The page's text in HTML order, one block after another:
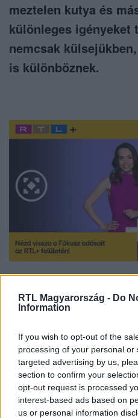
RTL Magyarország - Do
Information
If you wish to opt-out of the
processing of your personal
targeted advertising by us,
section to confirm your
opt-out request is processed
interest-based ads based on
us or personal information
meztelen kutya és
különleges igényeket
nemcsak
is különböznek.
Nézd vissza a Fókusz adásait az
Itt állítsd be, hogy az
legyen a Google-